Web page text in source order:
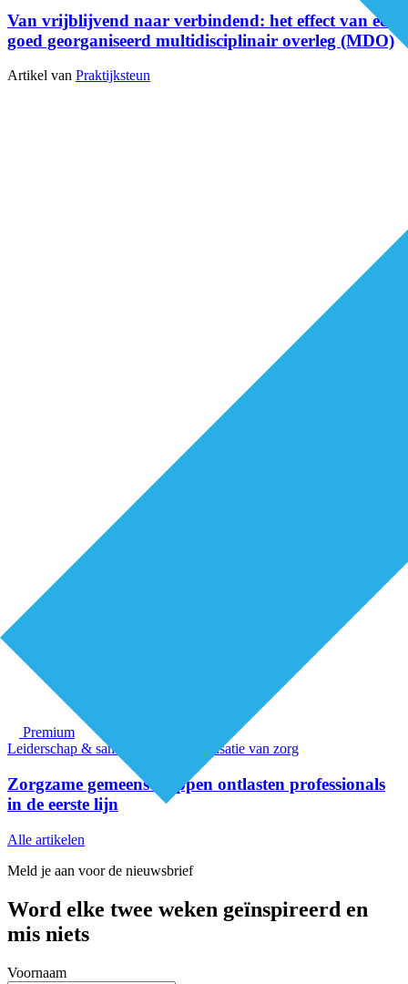
Van vrijblijvend naar verbindend: het effect van een
goed georganiseerd multidisciplinair overleg (MDO)
Artikel van Praktijksteun
Premium
Leiderschap & samenwerking
Organisatie van zorg
Zorgzame gemeenschappen ontlasten professionals
in de eerste lijn
Alle artikelen
Meld je aan voor de nieuwsbrief
Word elke twee weken geïnspireerd en
mis niets
Voornaam